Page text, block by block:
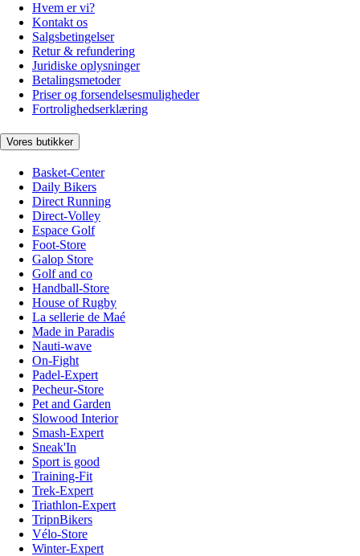
Hvem er vi?
Kontakt os
Salgsbetingelser
Retur & refundering
Juridiske oplysninger
Betalingsmetoder
Priser og forsendelsesmuligheder
Fortrolighedserklæring
Vores butikker
Basket-Center
Daily Bikers
Direct Running
Direct-Volley
Espace Golf
Foot-Store
Galop Store
Golf and co
Handball-Store
House of Rugby
La sellerie de Maé
Made in Paradis
Nauti-wave
On-Fight
Padel-Expert
Pecheur-Store
Pet and Garden
Slowood Interior
Smash-Expert
Sneak'In
Sport is good
Training-Fit
Trek-Expert
Triathlon-Expert
TripnBikers
Vélo-Store
Winter-Expert